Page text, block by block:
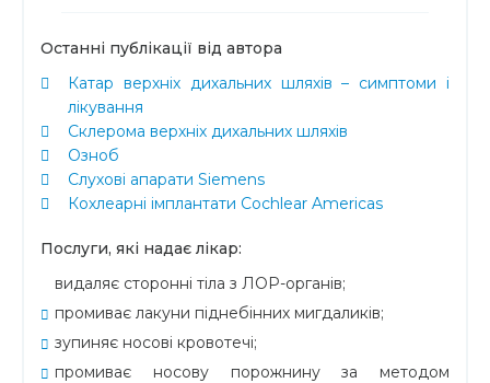
Останні публікації від автора
Катар верхніх дихальних шляхів – симптоми і
лікування
Склерома верхніх дихальних шляхів
Озноб
Слухові апарати Siemens
Кохлеарні імплантати Cochlear Americas
Послуги, які надає лікар:
видаляє сторонні тіла з ЛОР-органів;
промиває лакуни піднебінних мигдаликів;
зупиняє носові кровотечі;
промиває носову порожнину за методом